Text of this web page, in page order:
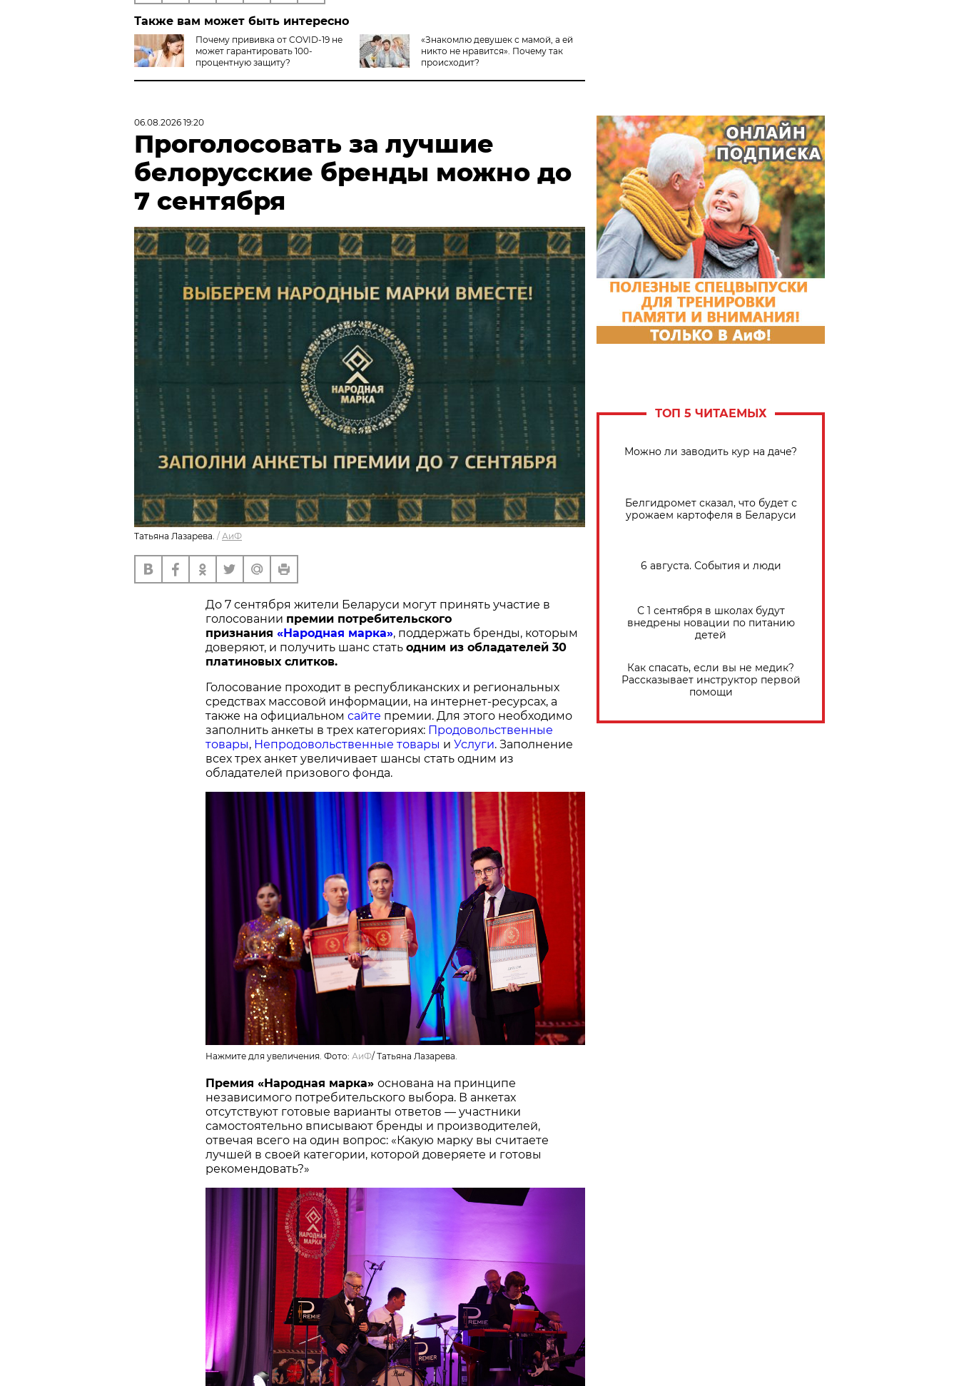
Также вам может быть интересно
Почему прививка от COVID-19 не
может гарантировать 100-
процентную защиту?
«Знакомлю девушек с мамой, а ей
никто не нравится». Почему так
происходит?
06.08.2026 19:20
Проголосовать за лучшие
белорусские бренды можно до
7 сентября
Татьяна Лазарева. / АиФ
До 7 сентября жители Беларуси могут принять участие в
голосовании премии потребительского
признания «Народная марка», поддержать бренды, которым
доверяют, и получить шанс стать одним из обладателей 30
платиновых слитков.
Голосование проходит в республиканских и региональных
средствах массовой информации, на интернет-ресурсах, а
также на официальном сайте премии. Для этого необходимо
заполнить анкеты в трех категориях: Продовольственные
товары, Непродовольственные товары и Услуги. Заполнение
всех трех анкет увеличивает шансы стать одним из
обладателей призового фонда.
Нажмите для увеличения. Фото: АиФ/ Татьяна Лазарева.
Премия «Народная марка» основана на принципе
независимого потребительского выбора. В анкетах
отсутствуют готовые варианты ответов — участники
самостоятельно вписывают бренды и производителей,
отвечая всего на один вопрос: «Какую марку вы считаете
лучшей в своей категории, которой доверяете и готовы
рекомендовать?»
ТОП 5 ЧИТАЕМЫХ
Можно ли заводить кур на даче?
Белгидромет сказал, что будет с
урожаем картофеля в Беларуси
6 августа. События и люди
С 1 сентября в школах будут
внедрены новации по питанию
детей
Как спасать, если вы не медик?
Рассказывает инструктор первой
помощи